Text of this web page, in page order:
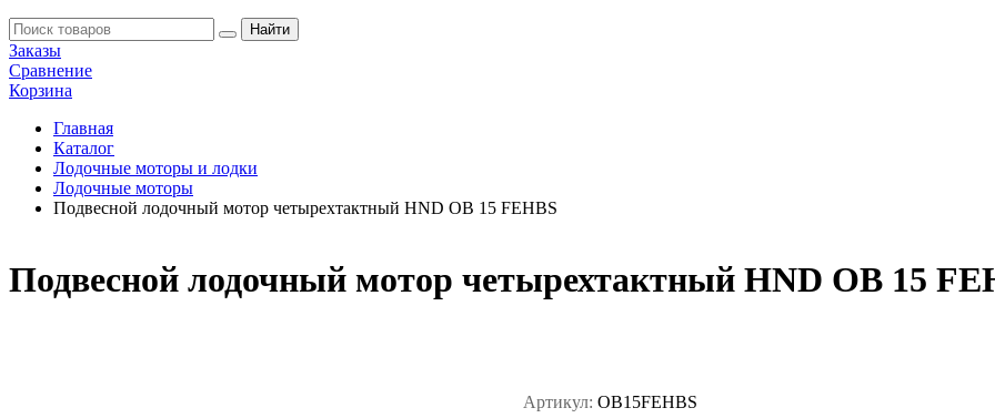
Заказы
Сравнение
Корзина
Главная
Каталог
Лодочные моторы и лодки
Лодочные моторы
Подвесной лодочный мотор четырехтактный HND OB 15 FEHBS
Подвесной лодочный мотор четырехтактный HND OB 15
Артикул: OB15FEHBS